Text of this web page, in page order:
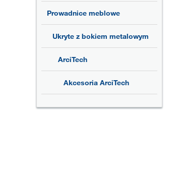
Prowadnice meblowe
Ukryte z bokiem metalowym
ArciTech
Akcesoria ArciTech